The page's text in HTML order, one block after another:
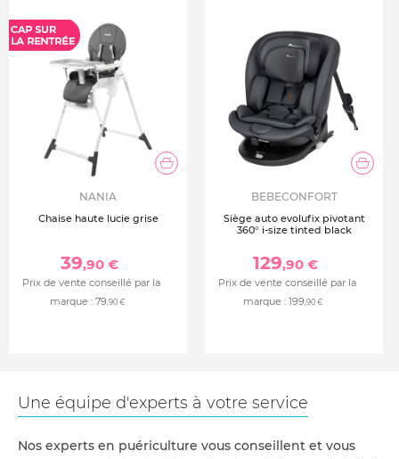
Poids : 1,76 kg
NANIA
Chaise haute lucie grise
39,90 €
Prix de vente conseillé par la
marque : 79,90 €
BEBECONFORT
Siège auto evolufix pivotant
360° i-size tinted black
129,90 €
Prix de vente conseillé par la
marque : 199,90 €
Une équipe d'experts à votre service
Nos experts en puériculture vous conseillent et vous